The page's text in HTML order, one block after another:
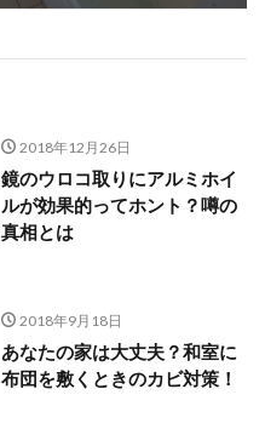
2018年12月26日
鏡のウロコ取りにアルミホイ
ルが効果的ってホント？噂の
真相とは
2018年9月18日
あなたの家は大丈夫？和室に
布団を敷くときのカビ対策！